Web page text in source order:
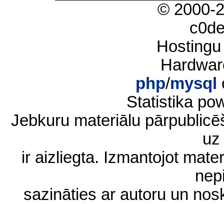
© 2000-
php/mysql
Statistika
Jebkuru materiālu
ir aizliegta. Izmantojot
sazināties ar autoru un